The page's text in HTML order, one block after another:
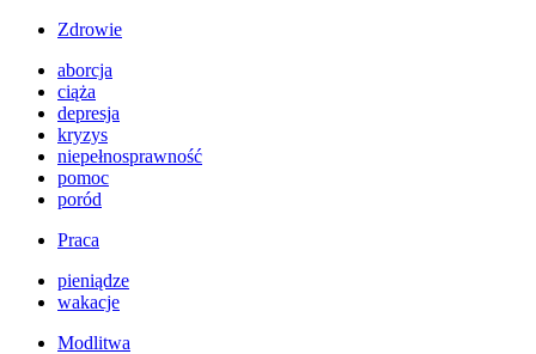
Zdrowie
aborcja
ciąża
depresja
kryzys
niepełnosprawność
pomoc
poród
Praca
pieniądze
wakacje
Modlitwa